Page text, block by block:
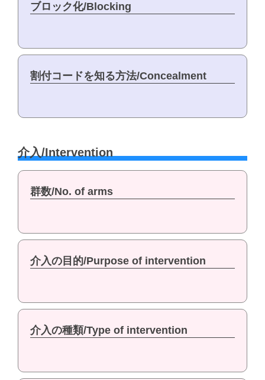
ブロック化/Blocking
割付コードを知る方法/Concealment
介入/Intervention
群数/No. of arms
介入の目的/Purpose of intervention
介入の種類/Type of intervention